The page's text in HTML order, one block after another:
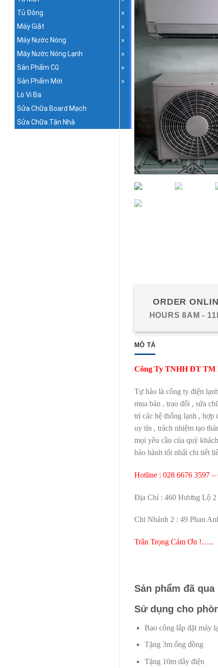
Tủ Đông
Máy Giặt
Máy Nước Nóng
Máy Nước Nóng Lạnh
Sản Phẩm Cũ
Sản Phẩm Mới
Lò Vi Ba
Sửa Chữa Board Mạch
Sửa Chữa Tận Nhà
ORDER
HOURS 8AM -
MÔ TẢ
Công Ty TNHH ĐT TM
Tự hào là công ty điện
mua bán , trao đổi , sửa
trì các hệ thống lạnh ,
uy tín , trách nhiệm tạo
mọi yêu cầu của quý
bảo hành tốt nhất chi tiết
Hotline : 028 6676 3597 –
Địa Chỉ : 460 Hương Lộ
Chi Nhánh 2 : 49 Phan
Trân Trọng Cám Ơn !…..
Sản phẩm đã
Sử dụng cho
Bao công lắp đặt máy
Tặng 3m ống đồng
Tặng 10m dây điện